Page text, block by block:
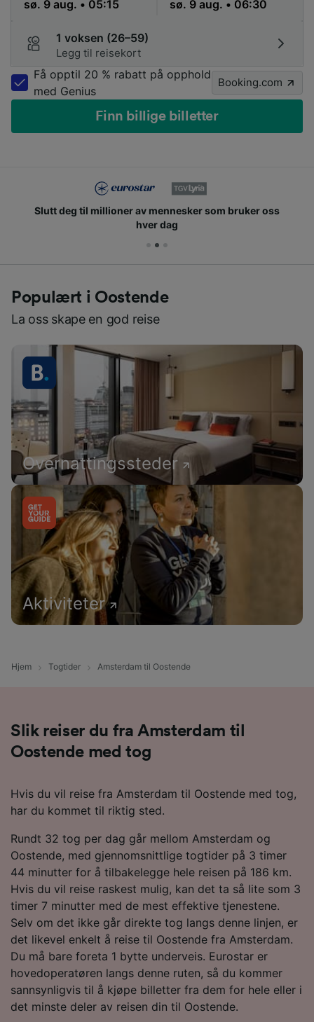
1 voksen (26–59)
Legg til reisekort
Få opptil 20 % rabatt på opphold
med Genius
Booking.com
Finn billige billetter
Slutt deg til millioner av mennesker som bruker oss
hver dag
Populært i Oostende
La oss skape en god reise
Overnattingssteder
Aktiviteter
Hjem Togtider Amsterdam til Oostende
Slik reiser du fra Amsterdam til
Oostende med tog
Hvis du vil reise fra Amsterdam til Oostende med tog,
har du kommet til riktig sted.
Rundt 32 tog per dag går mellom Amsterdam og
Oostende, med gjennomsnittlige togtider på 3 timer
44 minutter for å tilbakelegge hele reisen på 186 km.
Hvis du vil reise raskest mulig, kan det ta så lite som 3
timer 7 minutter med de mest effektive tjenestene.
Selv om det ikke går direkte tog langs denne linjen, er
det likevel enkelt å reise til Oostende fra Amsterdam.
Du må bare foreta 1 bytte underveis. Eurostar er
hovedoperatøren langs denne ruten, så du kommer
sannsynligvis til å kjøpe billetter fra dem for hele eller i
det minste deler av reisen din til Oostende.